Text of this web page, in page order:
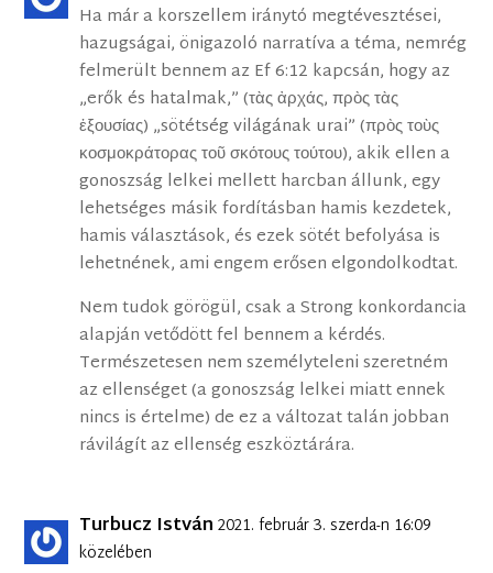
Ha már a korszellem iránytó megtévesztései,
hazugságai, önigazoló narratíva a téma, nemrég
felmerült bennem az Ef 6:12 kapcsán, hogy az
„erők és hatalmak,” (τὰς ἀρχάς, πρὸς τὰς
ἐξουσίας) „sötétség világának urai” (πρὸς τοὺς
κοσμοκράτορας τοῦ σκότους τούτου), akik ellen a
gonoszság lelkei mellett harcban állunk, egy
lehetséges másik fordításban hamis kezdetek,
hamis választások, és ezek sötét befolyása is
lehetnének, ami engem erősen elgondolkodtat.
Nem tudok görögül, csak a Strong konkordancia
alapján vetődött fel bennem a kérdés.
Természetesen nem személyteleni szeretném
az ellenséget (a gonoszság lelkei miatt ennek
nincs is értelme) de ez a változat talán jobban
rávilágít az ellenség eszköztárára.
Turbucz István 2021. február 3. szerda-n 16:09
közelében